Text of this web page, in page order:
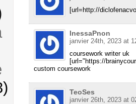
[url=http://
InessaPnon
janvier 24th, 2023 at
coursework writer uk
[url="https://
custom coursework
TeoSes
janvier 26th, 2023 at